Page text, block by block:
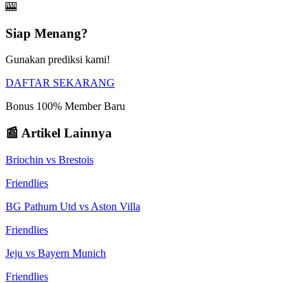
🎰
Siap Menang?
Gunakan prediksi kami!
DAFTAR SEKARANG
Bonus 100% Member Baru
📰 Artikel Lainnya
Briochin vs Brestois
Friendlies
BG Pathum Utd vs Aston Villa
Friendlies
Jeju vs Bayern Munich
Friendlies